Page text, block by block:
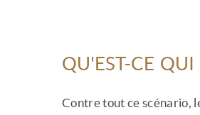
QU'EST-CE
Contre tout ce scénario,